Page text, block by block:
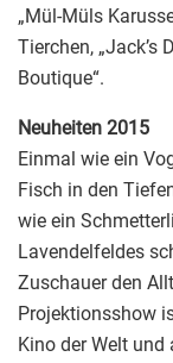
„Mül-Müls
Tierchen, „Jack’s
Boutique“.
Neuheiten 2015
Einmal wie ein
Fisch in den
wie ein
Lavendelfeldes
Zuschauer den
Projektionsshow
Kino der Welt